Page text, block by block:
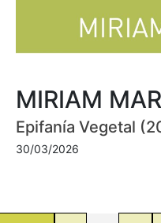
MIRIAM
Epifanía Vegetal
30/03/2026